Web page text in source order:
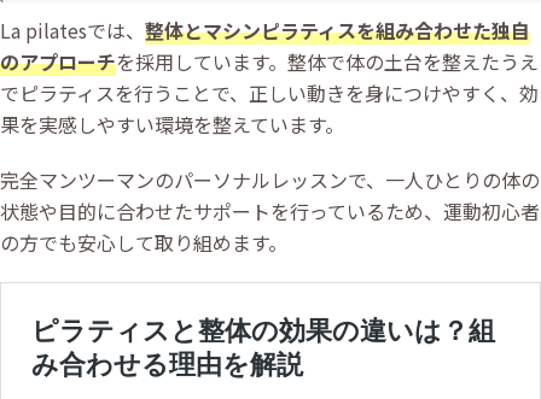
La pilatesでは、 整体とマシンピラティスを組み合わせた独自
のアプローチを採用しています。整体で体の土台を整えたうえ
でピラティスを行うことで、正しい動きを身につけやすく、効
果を実感しやすい環境を整えています。
完全マンツーマンのパーソナルレッスンで、一人ひとりの体の
状態や目的に合わせたサポートを行っているため、運動初心者
の方でも安心して取り組めます。